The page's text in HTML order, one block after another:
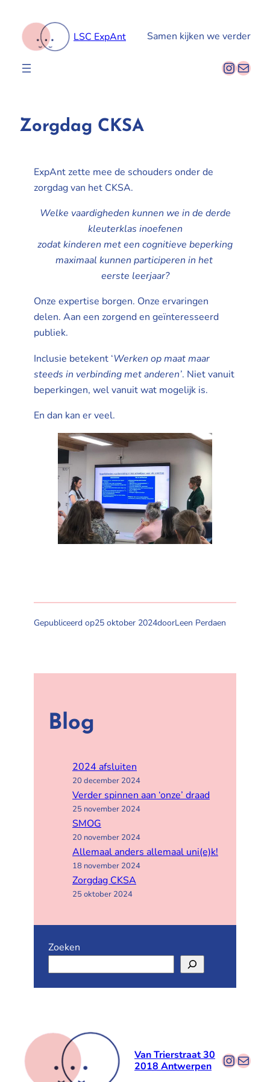
LSC ExpAnt Samen kijken we verder
E-mail
Zorgdag CKSA
ExpAnt zette mee de schouders onder de
zorgdag van het CKSA.
Welke vaardigheden kunnen we in de derde
kleuterklas inoefenen
zodat kinderen met een cognitieve beperking
maximaal kunnen participeren in het
eerste leerjaar?
Onze expertise borgen. Onze ervaringen
delen. Aan een zorgend en geïnteresseerd
publiek.
Inclusie betekent ‘Werken op maat maar
steeds in verbinding met anderen’. Niet vanuit
beperkingen, wel vanuit wat mogelijk is.
En dan kan er veel.
Gepubliceerd op25 oktober 2024doorLeen Perdaen
Blog
2024 afsluiten
20 december 2024
Verder spinnen aan ‘onze’ draad
25 november 2024
SMOG
20 november 2024
Allemaal anders allemaal uni(e)k!
18 november 2024
Zorgdag CKSA
25 oktober 2024
Zoeken
Van Trierstraat 30
2018 Antwerpen
E-mail